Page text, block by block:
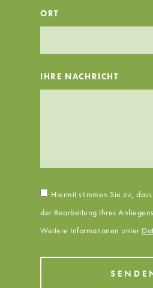
ORT
IHRE NACHRICHT
Hiermit stimmen Sie zu,
der Bearbeitung Ihres
Weitere Informationen unter